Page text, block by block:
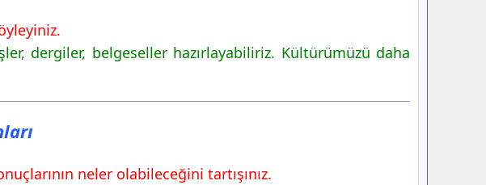
dergiler, belgeseller hazırlayabiliriz. Kültürümüzü daha
neler olabileceğini tartışınız.